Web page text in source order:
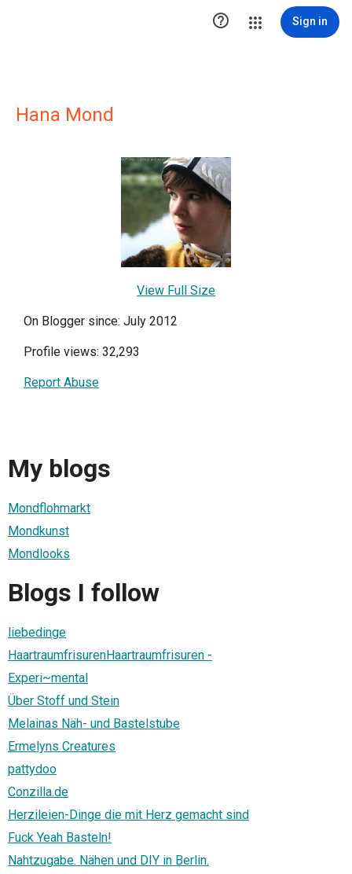
 Sign in
Hana Mond
View Full Size
On Blogger since: July 2012
Profile views: 32,293
Report Abuse
My blogs
Mondflohmarkt
Mondkunst
Mondlooks
Blogs I follow
liebedinge
HaartraumfrisurenHaartraumfrisuren -
Experi~mental
Über Stoff und Stein
Melainas Näh- und Bastelstube
Ermelyns Creatures
pattydoo
Conzilla.de
Herzileien-Dinge die mit Herz gemacht sind
Fuck Yeah Basteln!
Nahtzugabe. Nähen und DIY in Berlin.